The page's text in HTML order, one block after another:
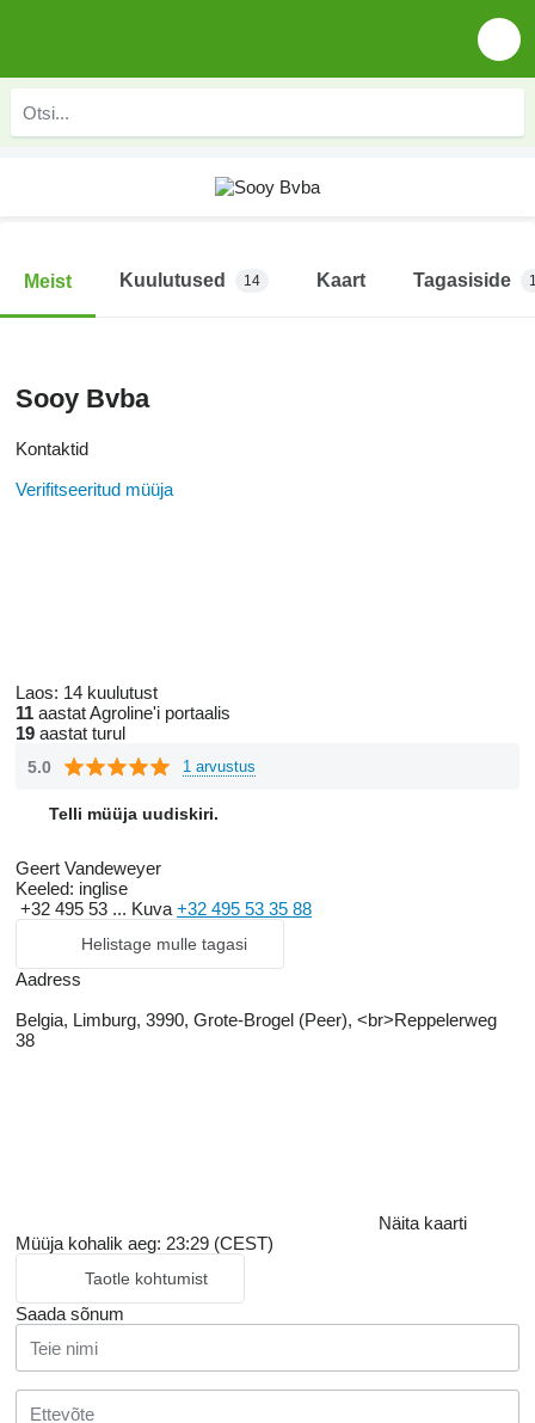
Meist Kuulutused 14 Kaart Tagasiside
Sooy Bvba
Kontaktid
Verifitseeritud müüja
Laos: 14 kuulutust
11 aastat Agroline'i portaalis
19 aastat turul
5.0 1 arvustus
Telli müüja uudiskiri.
Geert Vandeweyer
Keeled: inglise
+32 495 53 ... Kuva +32 495 53 35 88
Helistage mulle tagasi
Aadress
Belgia, Limburg, 3990, Grote-Brogel (Peer), <br>Reppelerweg
38
Näita kaarti
Müüja kohalik aeg: 23:29 (CEST)
Taotle kohtumist
Saada sõnum